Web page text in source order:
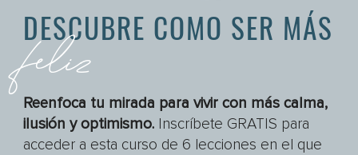
DESCUBRE COMO SER MÁS
feliz
Reenfoca tu mirada para vivir con más calma,
ilusión y optimismo.
Inscríbete GRATIS para
acceder a esta curso de 6 lecciones en el que